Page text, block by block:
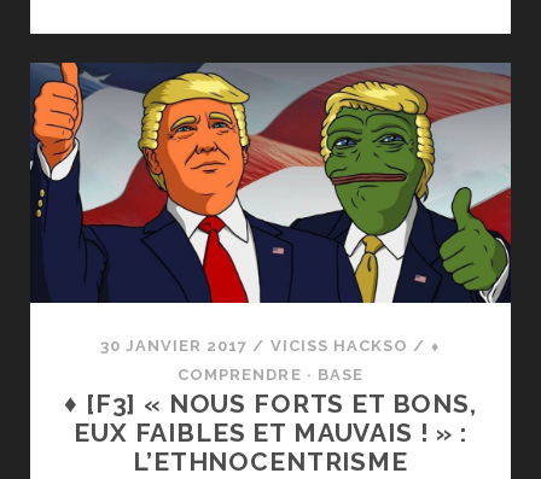
OU
CONSERVATISME…
UNE
HISTOIRE
D’IGNORANCE
ET
DE
CONFUSION
30 JANVIER 2017 / VICISS HACKSO / ⬧
COMPRENDRE · BASE
♦ [F3] « NOUS FORTS ET BONS,
EUX FAIBLES ET MAUVAIS ! » :
L’ETHNOCENTRISME